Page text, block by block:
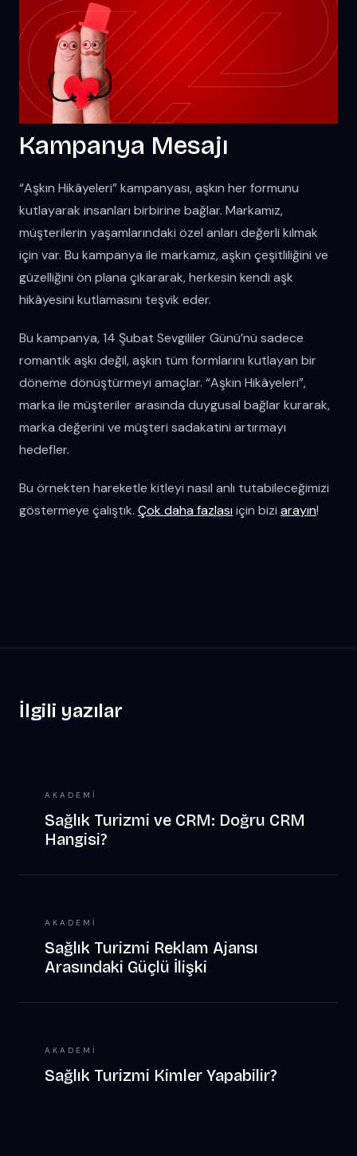
Kampanya Mesajı
“Aşkın Hikâyeleri” kampanyası, aşkın her formunu
kutlayarak insanları birbirine bağlar. Markamız,
müşterilerin yaşamlarındaki özel anları değerli kılmak
için var. Bu kampanya ile markamız, aşkın çeşitliliğini ve
güzelliğini ön plana çıkararak, herkesin kendi aşk
hikâyesini kutlamasını teşvik eder.
Bu kampanya, 14 Şubat Sevgililer Günü’nü sadece
romantik aşkı değil, aşkın tüm formlarını kutlayan bir
döneme dönüştürmeyi amaçlar. “Aşkın Hikâyeleri”,
marka ile müşteriler arasında duygusal bağlar kurarak,
marka değerini ve müşteri sadakatini artırmayı
hedefler.
Bu örnekten hareketle kitleyi nasıl anlı tutabileceğimizi
göstermeye çalıştık. Çok daha fazlası için bizi arayın!
İlgili yazılar
AKADEMI
Sağlık Turizmi ve CRM: Doğru CRM
Hangisi?
AKADEMI
Sağlık Turizmi Reklam Ajansı
Arasındaki Güçlü İlişki
AKADEMI
Sağlık Turizmi Kimler Yapabilir?